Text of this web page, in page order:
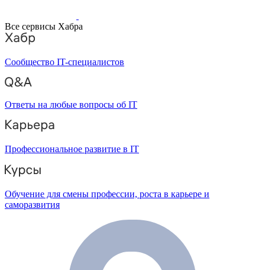
Все сервисы Хабра
Сообщество IT-специалистов
Ответы на любые вопросы об IT
Профессиональное развитие в IT
Обучение для смены профессии, роста в карьере и
саморазвития